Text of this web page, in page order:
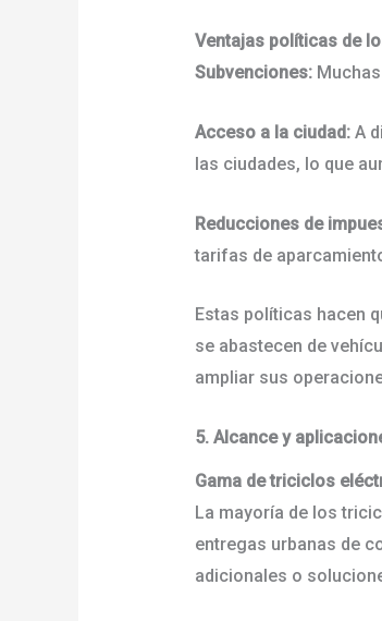
Ventajas políticas de
Subvenciones:Muchas
Acceso a la ciudad: A
las ciudades, lo que
Reducciones de
tarifas de
Estas políticas hacen
se abastecen de
ampliar sus
5. Alcance y
Gama de triciclos
La mayoría de los
entregas urbanas de
adicionales o